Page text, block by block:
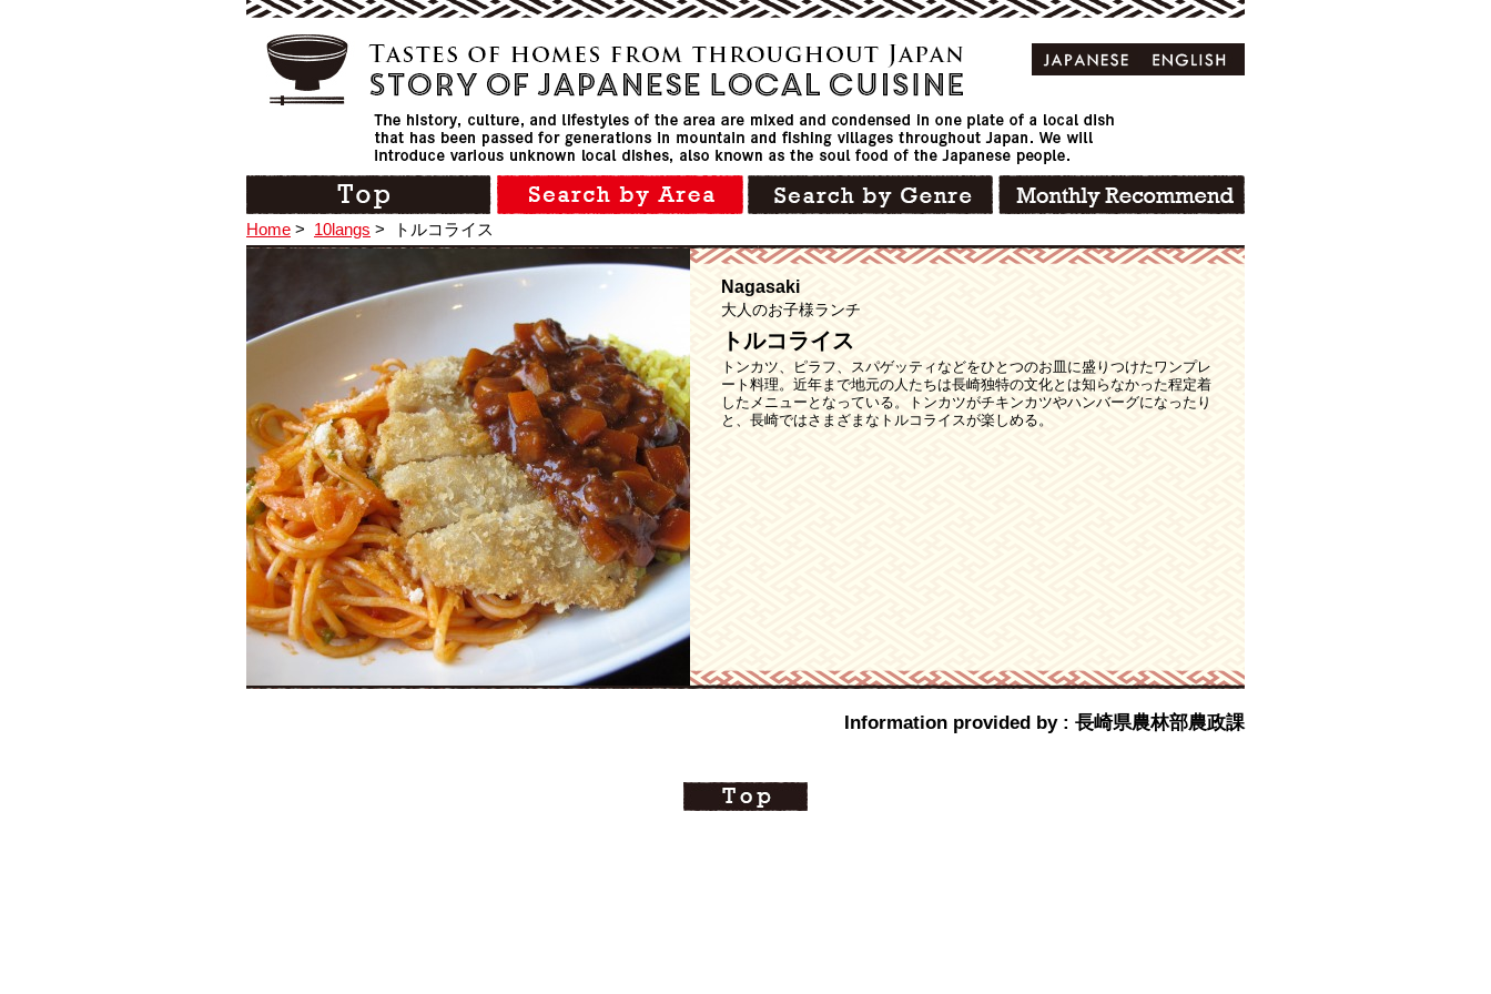
Home > 10langs > トルコライス
Nagasaki
大人のお子様ランチ
トルコライス
トンカツ、ピラフ、スパゲッティなどをひとつのお皿に盛りつけたワンプレ
ート料理。近年まで地元の人たちは長崎独特の文化とは知らなかった程定着
したメニューとなっている。トンカツがチキンカツやハンバーグになったり
と、長崎ではさまざまなトルコライスが楽しめる。
Information provided by : 長崎県農林部農政課